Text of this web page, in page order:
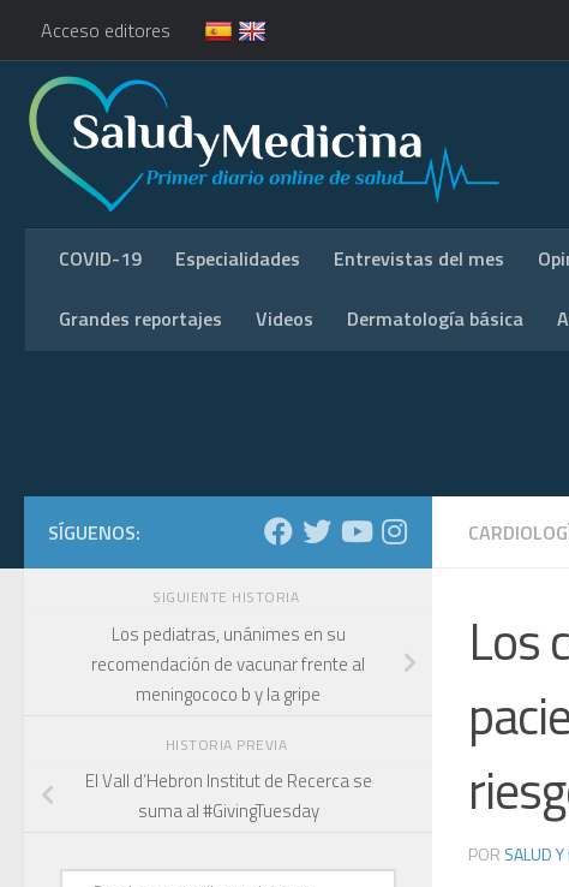
Acceso editores
COVID-19 Especialidades Entrevistas del mes
Grandes reportajes Videos Dermatología básica
Los
POR SALUD
SÍGUENOS:
SIGUIENTE HISTORIA
Los pediatras, unánimes en su
recomendación de vacunar frente al
meningococo b y la gripe
HISTORIA PREVIA
El Vall d’Hebron Institut de Recerca se
suma al #GivingTuesday